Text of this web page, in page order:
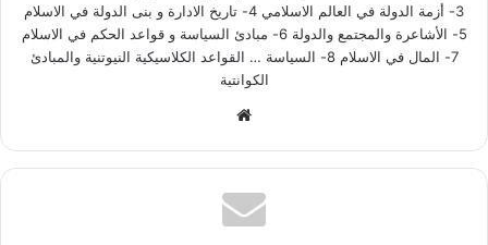
3- أزمة الدولة في العالم الاسلامي 4- تاريخ الادارة و بنى الدولة في الاسلام
5- الأشاعرة والمجتمع والدولة 6- مبادئ السياسة و قواعد الحكم في الاسلام
7- المال في الاسلام 8- السياسة … القواعد الكلاسيكية النيوتنية والمبادئ
الكوانتية